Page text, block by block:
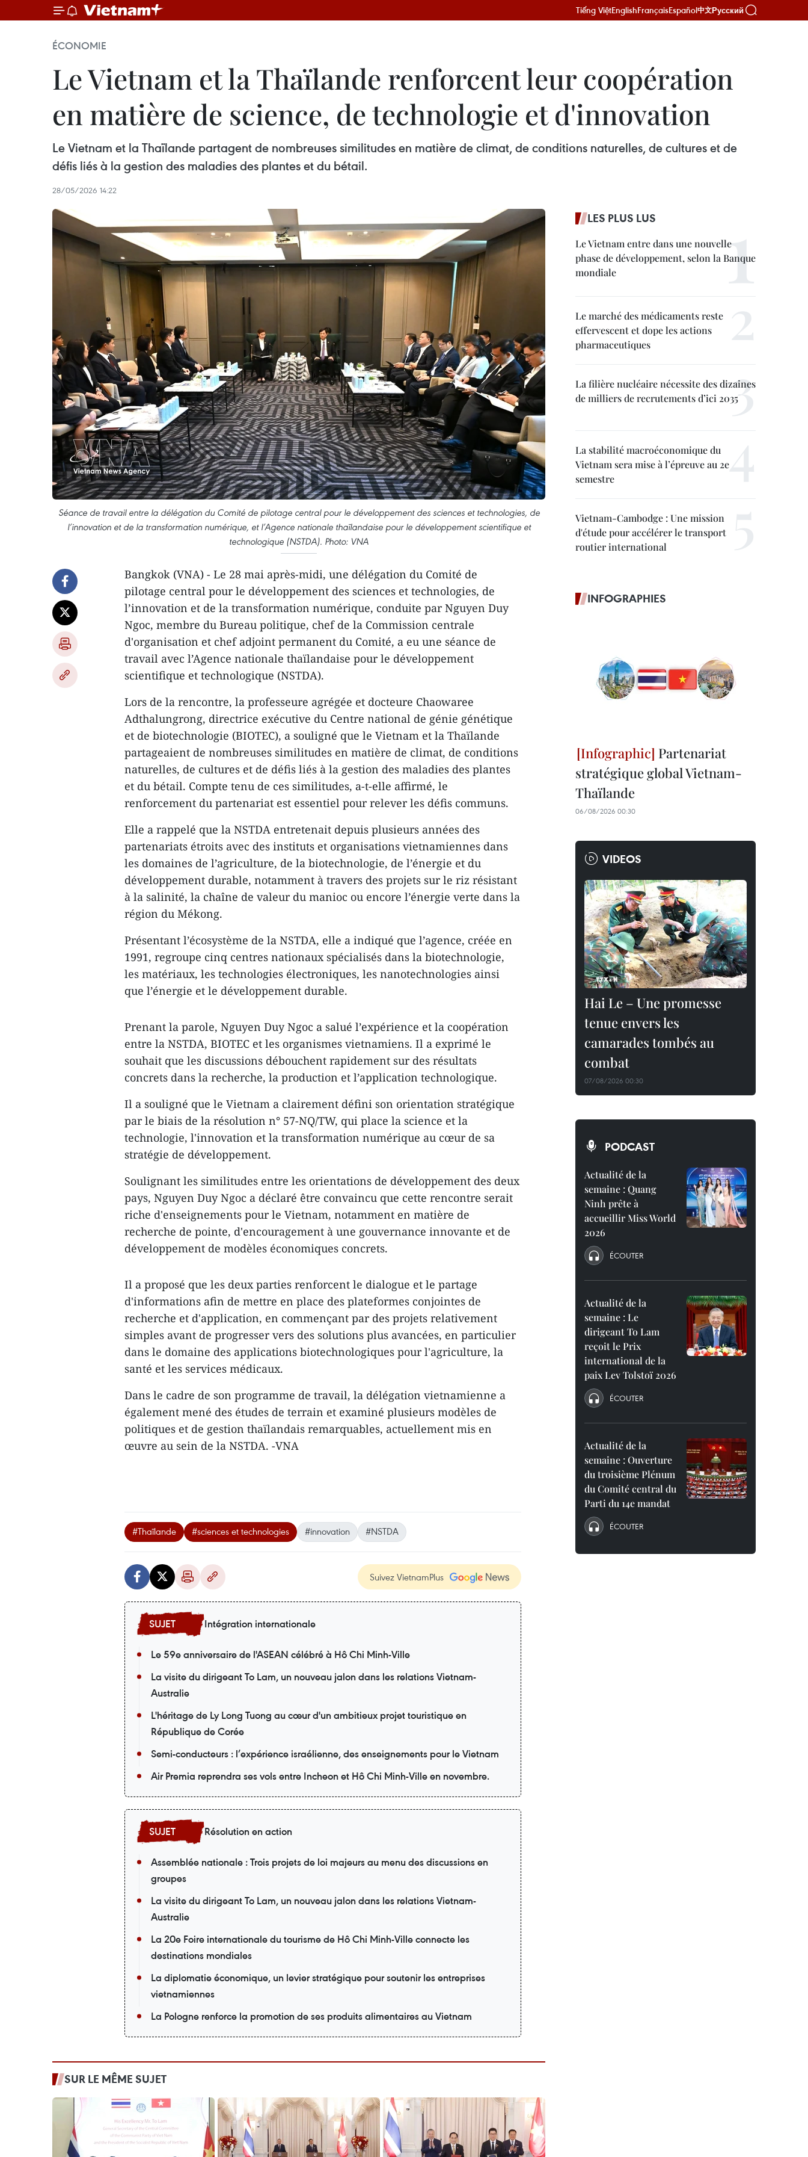
Tiếng ViệtEnglishFrançaisEspañol中文Русский
ÉCONOMIE
Le Vietnam et la Thaïlande renforcent leur coopération
en matière de science, de technologie et d'innovation
Le Vietnam et la Thaïlande partagent de nombreuses similitudes en matière de climat, de conditions naturelles, de cultures et de
défis liés à la gestion des maladies des plantes et du bétail.
28/05/2026 14:22
Séance de travail entre la délégation du Comité de pilotage central pour le développement des sciences et technologies, de
l’innovation et de la transformation numérique, et l’Agence nationale thaïlandaise pour le développement scientifique et
technologique (NSTDA). Photo: VNA
Bangkok (VNA) - Le 28 mai après-midi, une délégation du Comité de
pilotage central pour le développement des sciences et technologies, de
l’innovation et de la transformation numérique, conduite par Nguyen Duy
Ngoc, membre du Bureau politique, chef de la Commission centrale
d'organisation et chef adjoint permanent du Comité, a eu une séance de
travail avec l’Agence nationale thaïlandaise pour le développement
scientifique et technologique (NSTDA).
Lors de la rencontre, la professeure agrégée et docteure Chaowaree
Adthalungrong, directrice exécutive du Centre national de génie génétique
et de biotechnologie (BIOTEC), a souligné que le Vietnam et la Thaïlande
partageaient de nombreuses similitudes en matière de climat, de conditions
naturelles, de cultures et de défis liés à la gestion des maladies des plantes
et du bétail. Compte tenu de ces similitudes, a-t-elle affirmé, le
renforcement du partenariat est essentiel pour relever les défis communs.
Elle a rappelé que la NSTDA entretenait depuis plusieurs années des
partenariats étroits avec des instituts et organisations vietnamiennes dans
les domaines de l’agriculture, de la biotechnologie, de l’énergie et du
développement durable, notamment à travers des projets sur le riz résistant
à la salinité, la chaîne de valeur du manioc ou encore l’énergie verte dans la
région du Mékong.
Présentant l’écosystème de la NSTDA, elle a indiqué que l’agence, créée en
1991, regroupe cinq centres nationaux spécialisés dans la biotechnologie,
les matériaux, les technologies électroniques, les nanotechnologies ainsi
que l’énergie et le développement durable.
Prenant la parole, Nguyen Duy Ngoc a salué l’expérience et la coopération
entre la NSTDA, BIOTEC et les organismes vietnamiens. Il a exprimé le
souhait que les discussions débouchent rapidement sur des résultats
concrets dans la recherche, la production et l’application technologique.
Il a souligné que le Vietnam a clairement défini son orientation stratégique
par le biais de la résolution n° 57-NQ/TW, qui place la science et la
technologie, l'innovation et la transformation numérique au cœur de sa
stratégie de développement.
Soulignant les similitudes entre les orientations de développement des deux
pays, Nguyen Duy Ngoc a déclaré être convaincu que cette rencontre serait
riche d'enseignements pour le Vietnam, notamment en matière de
recherche de pointe, d'encouragement à une gouvernance innovante et de
développement de modèles économiques concrets.
Il a proposé que les deux parties renforcent le dialogue et le partage
d'informations afin de mettre en place des plateformes conjointes de
recherche et d'application, en commençant par des projets relativement
simples avant de progresser vers des solutions plus avancées, en particulier
dans le domaine des applications biotechnologiques pour l'agriculture, la
santé et les services médicaux.
Dans le cadre de son programme de travail, la délégation vietnamienne a
également mené des études de terrain et examiné plusieurs modèles de
politiques et de gestion thaïlandais remarquables, actuellement mis en
œuvre au sein de la NSTDA. -VNA
#Thaïlande #sciences et technologies #innovation #NSTDA
Suivez VietnamPlus
Intégration internationale
Le 59e anniversaire de l'ASEAN célébré à Hô Chi Minh-Ville
La visite du dirigeant To Lam, un nouveau jalon dans les relations Vietnam-
Australie
L'héritage de Ly Long Tuong au cœur d'un ambitieux projet touristique en
République de Corée
Semi-conducteurs : l’expérience israélienne, des enseignements pour le Vietnam
Air Premia reprendra ses vols entre Incheon et Hô Chi Minh-Ville en novembre.
Résolution en action
Assemblée nationale : Trois projets de loi majeurs au menu des discussions en
groupes
La visite du dirigeant To Lam, un nouveau jalon dans les relations Vietnam-
Australie
La 20e Foire internationale du tourisme de Hô Chi Minh-Ville connecte les
destinations mondiales
La diplomatie économique, un levier stratégique pour soutenir les entreprises
vietnamiennes
La Pologne renforce la promotion de ses produits alimentaires au Vietnam
SUR LE MÊME SUJET
LES PLUS LUS
Le Vietnam entre dans une nouvelle
phase de développement, selon la Banque
mondiale
Le marché des médicaments reste
effervescent et dope les actions
pharmaceutiques
La filière nucléaire nécessite des dizaines
de milliers de recrutements d’ici 2035
La stabilité macroéconomique du
Vietnam sera mise à l’épreuve au 2e
semestre
Vietnam-Cambodge : Une mission
d'étude pour accélérer le transport
routier international
INFOGRAPHIES
Partenariat
stratégique global Vietnam-
Thaïlande
06/08/2026 00:30
VIDEOS
Hai Le – Une promesse
tenue envers les
camarades tombés au
combat
07/08/2026 00:30
PODCAST
Actualité de la
semaine : Quang
Ninh prête à
accueillir Miss World
2026
ÉCOUTER
Actualité de la
semaine : Le
dirigeant To Lam
reçoit le Prix
international de la
paix Lev Tolstoï 2026
ÉCOUTER
Actualité de la
semaine : Ouverture
du troisième Plénum
du Comité central du
Parti du 14e mandat
ÉCOUTER